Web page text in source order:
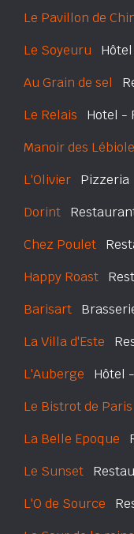
Le Pavillon de
Le Soyeuru
Au Grain de sel
Le Relais Hotel -
Manoir des
L'Olivier Pizzeria
Dorint
Chez Poulet
Happy Roast
Barisart
La Villa d'Este
L'Auberge Hôtel
Le Bistrot de Paris
La Belle Epoque
Le Sunset
L'O de Source